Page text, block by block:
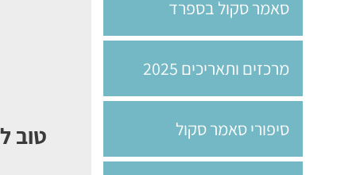
טוב
סאמר סקול בספרד
מרכזים ותאריכים 2025
סיפורי סאמר סקול